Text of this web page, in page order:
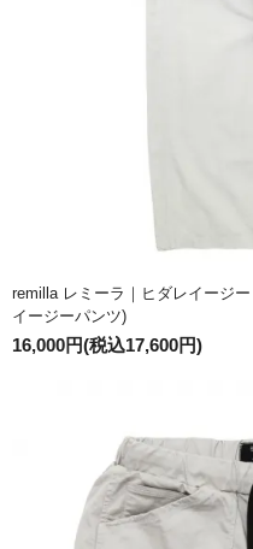
remilla レミーラ｜ヒダレイージ
イージーパンツ)
16,000円(税込17,600円)